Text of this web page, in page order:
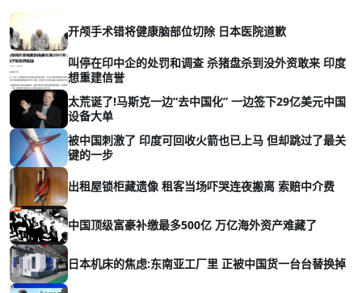
开颅手术错将健康脑部位切除 日本医院道歉
叫停在印中企的处罚和调查 杀猪盘杀到没外资敢来 印度
想重建信誉
太荒诞了!马斯克一边“去中国化” 一边签下29亿美元中国
设备大单
被中国刺激了 印度可回收火箭也已上马 但却跳过了最关
键的一步
出租屋锁柜藏遗像 租客当场吓哭连夜搬离 索赔中介费
中国顶级富豪补缴最多500亿 万亿海外资产难藏了
日本机床的焦虑:东南亚工厂里 正被中国货一台台替换掉